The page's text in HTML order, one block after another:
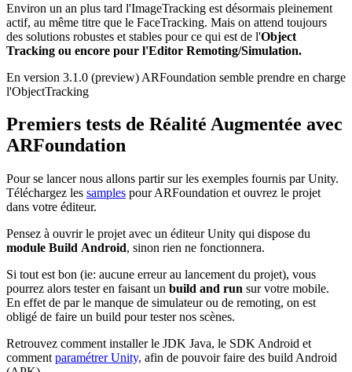
Environ un an plus tard l'ImageTracking est désormais pleinement
actif, au même titre que le FaceTracking. Mais on attend toujours
des solutions robustes et stables pour ce qui est de l'Object
Tracking ou encore pour l'Editor Remoting/Simulation.
En version 3.1.0 (preview) ARFoundation semble prendre en charge
l'ObjectTracking
Premiers tests de Réalité Augmentée avec
ARFoundation
Pour se lancer nous allons partir sur les exemples fournis par Unity.
Téléchargez les samples pour ARFoundation et ouvrez le projet
dans votre éditeur.
Pensez à ouvrir le projet avec un éditeur Unity qui dispose du
module Build Android, sinon rien ne fonctionnera.
Si tout est bon (ie: aucune erreur au lancement du projet), vous
pourrez alors tester en faisant un build and run sur votre mobile.
En effet de par le manque de simulateur ou de remoting, on est
obligé de faire un build pour tester nos scènes.
Retrouvez comment installer le JDK Java, le SDK Android et
comment paramétrer Unity, afin de pouvoir faire des build Android